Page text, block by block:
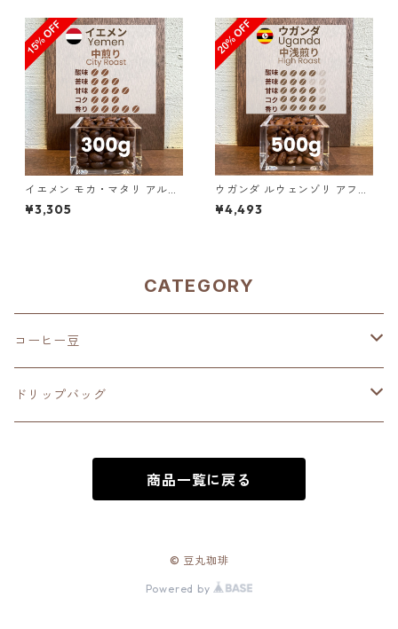
イエメン モカ・マタリ アル・
カマリア ナチュラル 300g（1
00g単価の15%OFF）
¥3,305
ウガンダ ルウェンゾリ アフリ
カン・ムーン “ドンキー” ナチ
ュラル 500g（100g単価の2
¥4,493
CATEGORY
コーヒー豆
深煎り（French Roast）
中煎り（City Roast）
ドリップバッグ
中深煎り（Full City Roast）
商品一覧に戻る
© 豆丸珈琲
Powered by